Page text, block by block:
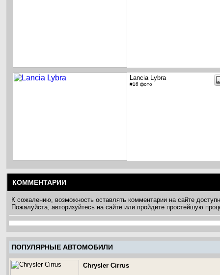
Lancia Lybra
#16 фото
КОММЕНТАРИИ
К сожалению, возможность оставлять комментарии на сайте
Пожалуйста, авторизуйтесь на сайте или пройдите простейшую
ПОПУЛЯРНЫЕ АВТОМОБИЛИ
Chrysler Cirrus